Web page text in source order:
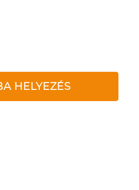
HELYEZÉS